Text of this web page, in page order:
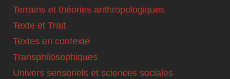
Terrains et théories anthropologiques
Texte et Trait
Textes en contexte
Transphilosophiques
Univers sensoriels et sciences sociales